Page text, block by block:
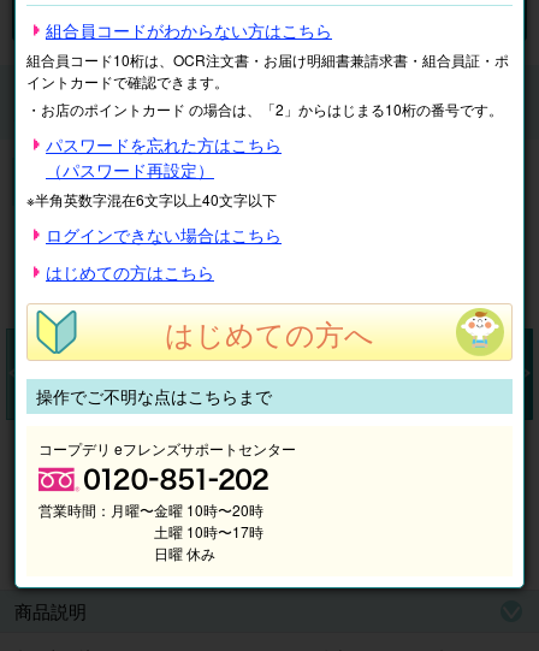
くらしのサービス 子ども学習
こももちゃん・きいどり・あかどり・あおどり購読お申し込み
月刊幼児ポピー ポピっこももちゃん・きいどり・あかど
り・あおどり購読お申し込み
イメージ
商品説明
組合員コードがわからない方はこちら
組合員コード10桁は、OCR注文書・お届け明細書兼請求書・組合員証・ポ
イントカードで確認できます。
・お店のポイントカード の場合は、「2」からはじまる10桁の番号です。
パスワードを忘れた方はこちら
（パスワード再設定）
※半角英数字混在6文字以上40文字以下
ログインできない場合はこちら
はじめての方はこちら
はじめての方へ
操作でご不明な点はこちらまで
コープデリ eフレンズサポートセンター
営業時間： 月曜〜金曜 10時〜20時
土曜 10時〜17時
日曜 休み